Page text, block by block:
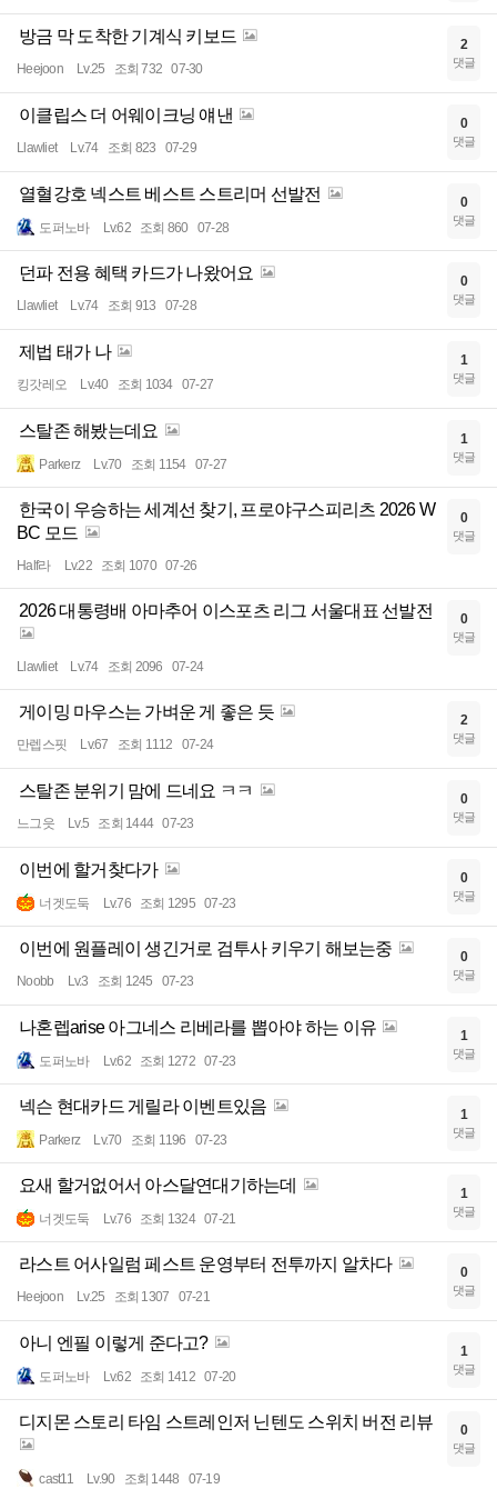
방금 막 도착한 기계식 키보드
Heejoon Lv.25 조회 732 07-30
2
댓글
이클립스 더 어웨이크닝 얘낸
Llawliet Lv.74 조회 823 07-29
0
댓글
열혈강호 넥스트 베스트 스트리머 선발전
도퍼노바 Lv.62 조회 860 07-28
0
댓글
던파 전용 혜택 카드가 나왔어요
Llawliet Lv.74 조회 913 07-28
0
댓글
제법 태가 나
킹갓레오 Lv.40 조회 1034 07-27
1
댓글
스탈존 해봤는데요
Parkerz Lv.70 조회 1154 07-27
1
댓글
한국이 우승하는 세계선 찾기, 프로야구스피리츠 2026 W
BC 모드
Half라 Lv.22 조회 1070 07-26
0
댓글
2026 대통령배 아마추어 이스포츠 리그 서울대표 선발전
Llawliet Lv.74 조회 2096 07-24
0
댓글
게이밍 마우스는 가벼운 게 좋은 듯
만렙스핏 Lv.67 조회 1112 07-24
2
댓글
스탈존 분위기 맘에 드네요 ㅋㅋ
느그읏 Lv.5 조회 1444 07-23
0
댓글
이번에 할거찾다가
너겟도둑 Lv.76 조회 1295 07-23
0
댓글
이번에 원플레이 생긴거로 검투사 키우기 해보는중
Noobb Lv.3 조회 1245 07-23
0
댓글
나혼렙arise 아그네스 리베라를 뽑아야 하는 이유
도퍼노바 Lv.62 조회 1272 07-23
1
댓글
넥슨 현대카드 게릴라 이벤트있음
Parkerz Lv.70 조회 1196 07-23
1
댓글
요새 할거없어서 아스달연대기하는데
너겟도둑 Lv.76 조회 1324 07-21
1
댓글
라스트 어사일럼 페스트 운영부터 전투까지 알차다
Heejoon Lv.25 조회 1307 07-21
0
댓글
아니 엔필 이렇게 준다고?
도퍼노바 Lv.62 조회 1412 07-20
1
댓글
디지몬 스토리 타임 스트레인저 닌텐도 스위치 버전 리뷰
cast11 Lv.90 조회 1448 07-19
0
댓글